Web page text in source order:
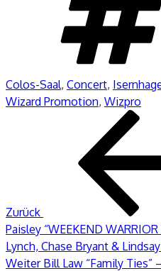
Colos-Saal, Concert,
Wizard Promotion, Wizpro
Beitragsnavigation
Zurück
Paisley “WEEKEND
Lynch, Chase Bryant &
Nächster
Weiter Bill Law “Family